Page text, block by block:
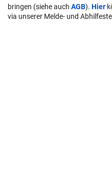
bringen (siehe auch AGB). Hier
via unserer Melde- und